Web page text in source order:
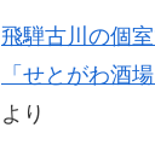
飛騨古川の個
「せとがわ酒場
より